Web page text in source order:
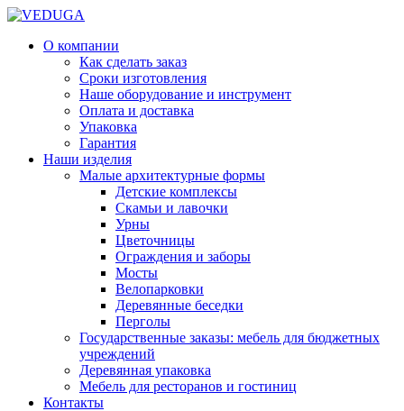
О компании
Как сделать заказ
Сроки изготовления
Наше оборудование и инструмент
Оплата и доставка
Упаковка
Гарантия
Наши изделия
Малые архитектурные формы
Детские комплексы
Скамьи и лавочки
Урны
Цветочницы
Ограждения и заборы
Мосты
Велопарковки
Деревянные беседки
Перголы
Государственные заказы: мебель для бюджетных
учреждений
Деревянная упаковка
Мебель для ресторанов и гостиниц
Контакты